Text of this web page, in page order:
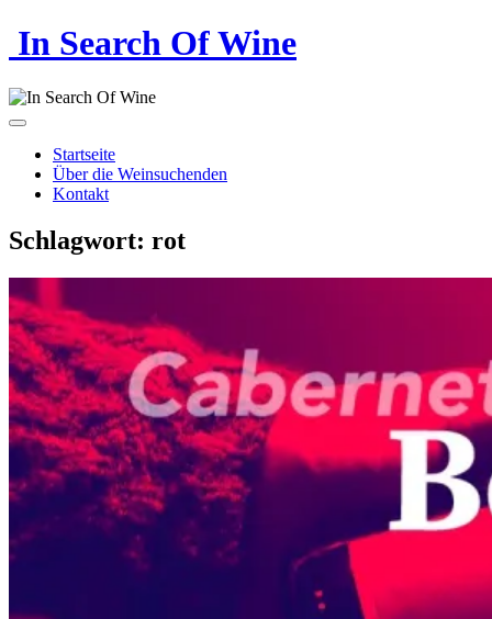
In Search Of Wine
Startseite
Über die Weinsuchenden
Kontakt
Schlagwort: rot